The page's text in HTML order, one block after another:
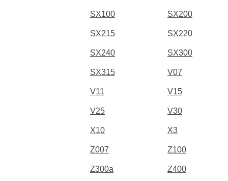
SX100 SX200
SX215 SX220
SX240 SX300
SX315 V07
V11 V15
V25 V30
X10 X3
Z007 Z100
Z300a Z400